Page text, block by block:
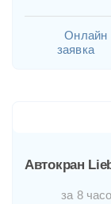
Онлайн
заявка
Автокран
за 8